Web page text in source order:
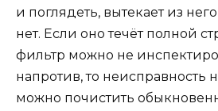
и поглядеть, вытекает из
нет. Если оно течёт полной
фильтр можно не
напротив, то неисправность
можно почистить